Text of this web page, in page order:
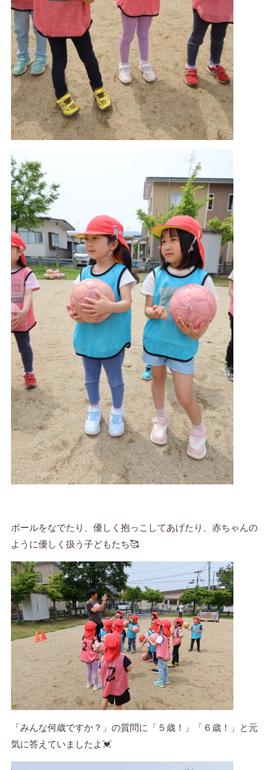
ボールをなでたり、優しく抱っこしてあげたり、赤ちゃんの
ように優しく扱う子どもたち🥰
「みんな何歳ですか？」の質問に「５歳！」「６歳！」と元
気に答えていましたよ💓